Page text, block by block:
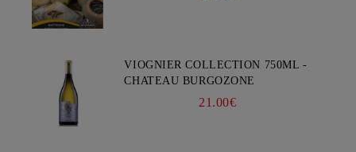
VIOGNIER COLLECTION 750ML -
CHATEAU BURGOZONE
21.00€